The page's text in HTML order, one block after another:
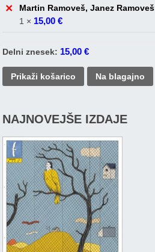
×
Martin Ramoveš, Janez
1 × 15,00€
Delni znesek: 15,00€
Prikaži košarico Na blagajno
NAJNOVEJŠE IZDAJE